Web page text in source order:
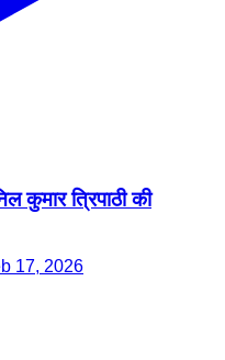
त्रिपाठी की